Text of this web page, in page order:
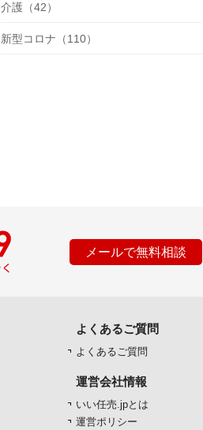
介護（42）
新型コロナ（110）
メールで無料相談
よくあるご質問
よくあるご質問
運営会社情報
いい任売.jpとは
運営ポリシー